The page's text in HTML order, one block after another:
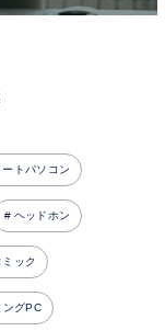
ートパソコン
ヘッドホン
ック
ングPC